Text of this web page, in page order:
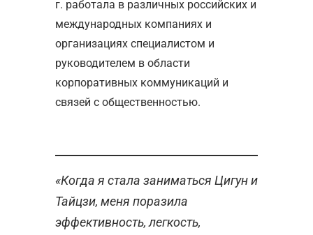
г. работала в различных российских и
международных компаниях и
организациях специалистом и
руководителем в области
корпоративных коммуникаций и
связей с общественностью.
«Когда я стала заниматься Цигун и
Тайцзи, меня поразила
эффективность, легкость,